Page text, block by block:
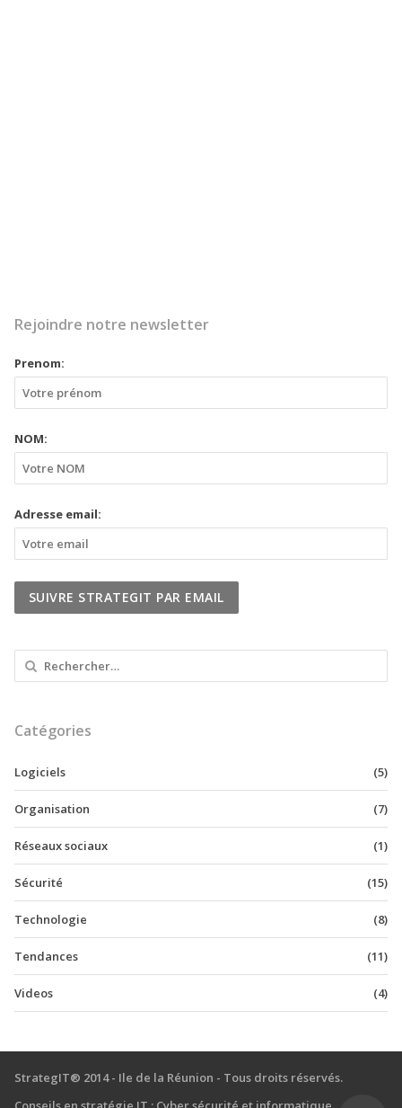
Rejoindre notre newsletter
Prenom:
NOM:
Adresse email:
Rechercher :
Catégories
Logiciels (5)
Organisation (7)
Réseaux sociaux (1)
Sécurité (15)
Technologie (8)
Tendances (11)
Videos (4)
StrategIT® 2014 - Ile de la Réunion - Tous droits réservés.